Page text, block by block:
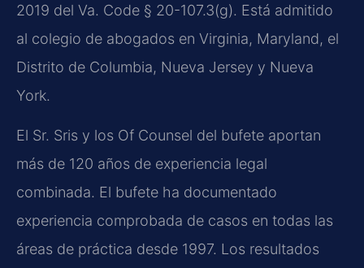
2019 del Va. Code § 20-107.3(g). Está admitido
al colegio de abogados en Virginia, Maryland, el
Distrito de Columbia, Nueva Jersey y Nueva
York.
El Sr. Sris y los Of Counsel del bufete aportan
más de 120 años de experiencia legal
combinada. El bufete ha documentado
experiencia comprobada de casos en todas las
áreas de práctica desde 1997. Los resultados